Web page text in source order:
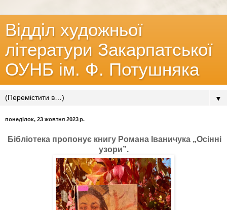
Відділ художньої
літератури Закарпатської
ОУНБ ім. Ф. Потушняка
▼
понеділок, 23 жовтня 2023 р.
Бібліотека пропонує книгу Романа Іваничука „Осінні
узори”.